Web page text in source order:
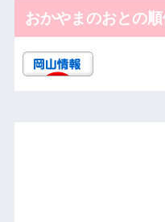
おかやまのおとの